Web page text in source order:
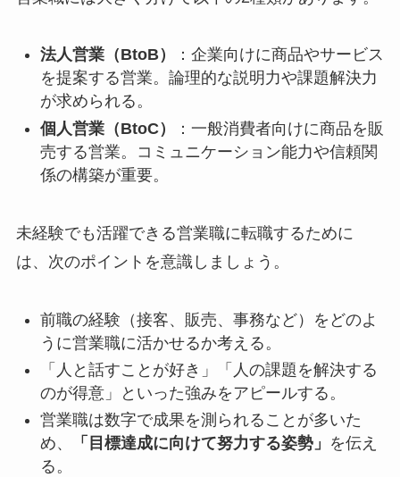
法人営業（BtoB）
：企業向けに商品やサービス
を提案する営業。論理的な説明力や課題解決力
が求められる。
個人営業（BtoC）
：一般消費者向けに商品を販
売する営業。コミュニケーション能力や信頼関
係の構築が重要。
未経験でも活躍できる営業職に転職するために
は、次のポイントを意識しましょう。
前職の経験（接客、販売、事務など）をどのよ
うに営業職に活かせるか考える。
「人と話すことが好き」「人の課題を解決する
のが得意」といった強みをアピールする。
営業職は数字で成果を測られることが多いた
め、
「目標達成に向けて努力する姿勢」 を伝え
る。